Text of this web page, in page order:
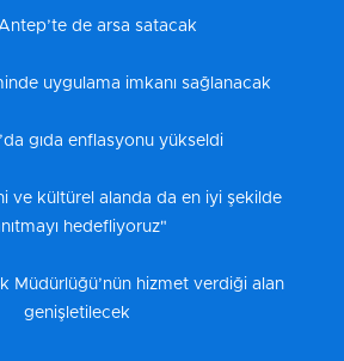
Antep’te de arsa satacak
uygulama imkanı sağlanacak
gıda enflasyonu yükseldi
ve kültürel alanda da en iyi şekilde
hedefliyoruz"
Müdürlüğü’nün hizmet verdiği alan
genişletilecek